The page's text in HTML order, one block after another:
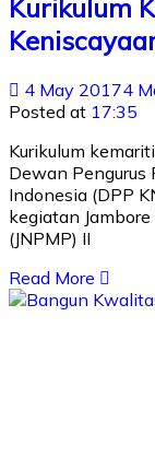
Kurikulum
4 May 20174
Posted at 17:35
Kurikulum
Dewan Pengurus
Indonesia (DPP
kegiatan
(JNPMP) II
Read More